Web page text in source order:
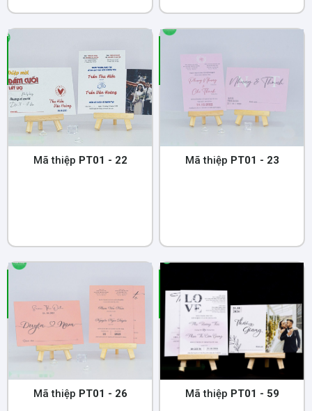
Mã thiệp PT01 - 22 Mã thiệp PT01 - 23
Mã thiệp PT01 - 26 Mã thiệp PT01 - 59